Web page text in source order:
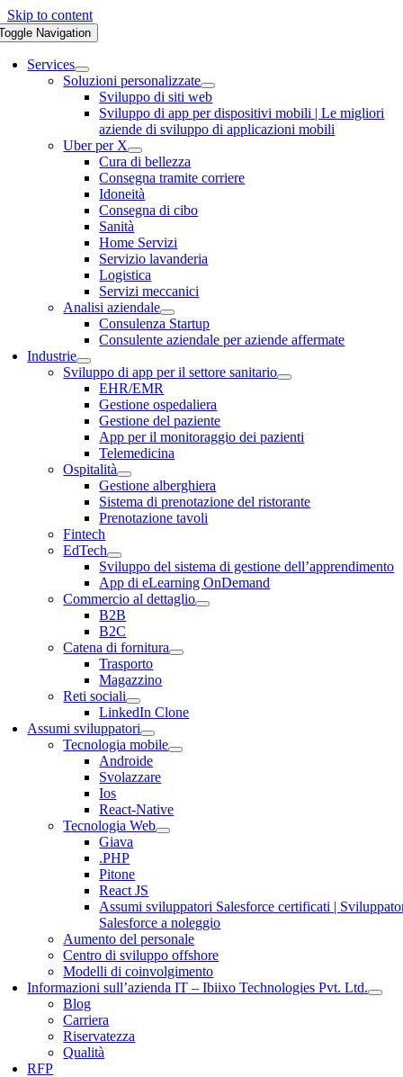
Skip to content
Navigation
Services
Soluzioni personalizzate
Sviluppo di siti web
Sviluppo di app per dispositivi mobili | Le migliori
aziende di sviluppo di applicazioni mobili
Uber per X
Cura di bellezza
Consegna tramite corriere
Idoneità
Consegna di cibo
Sanità
Home Servizi
Servizio lavanderia
Logistica
Servizi meccanici
Analisi aziendale
Consulenza Startup
Consulente aziendale per aziende affermate
Industrie
Sviluppo di app per il settore sanitario
EHR/EMR
Gestione ospedaliera
Gestione del paziente
App per il monitoraggio dei pazienti
Telemedicina
Ospitalità
Gestione alberghiera
Sistema di prenotazione del ristorante
Prenotazione tavoli
Fintech
EdTech
Sviluppo del sistema di gestione dell’apprendimento
App di eLearning OnDemand
Commercio al dettaglio
B2B
B2C
Catena di fornitura
Trasporto
Magazzino
Reti sociali
LinkedIn Clone
Assumi sviluppatori
Tecnologia mobile
Androide
Svolazzare
Ios
React-Native
Tecnologia Web
Giava
.PHP
Pitone
React JS
Assumi sviluppatori Salesforce certificati |
Salesforce a noleggio
Aumento del personale
Centro di sviluppo offshore
Modelli di coinvolgimento
Informazioni sull’azienda IT – Ibiixo Technologies Pvt. Ltd.
Blog
Carriera
Riservatezza
Qualità
RFP